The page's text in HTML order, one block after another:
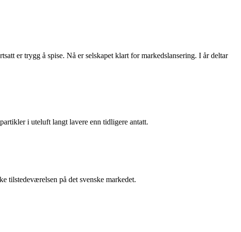
er trygg å spise. Nå er selskapet klart for markedslansering. I år deltar
i uteluft langt lavere enn tidligere antatt.
tilstedeværelsen på det svenske markedet.